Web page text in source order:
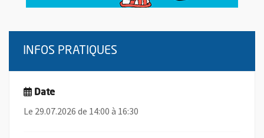
INFOS PRATIQUES
Date
Le 29.07.2026 de 14:00 à 16:30